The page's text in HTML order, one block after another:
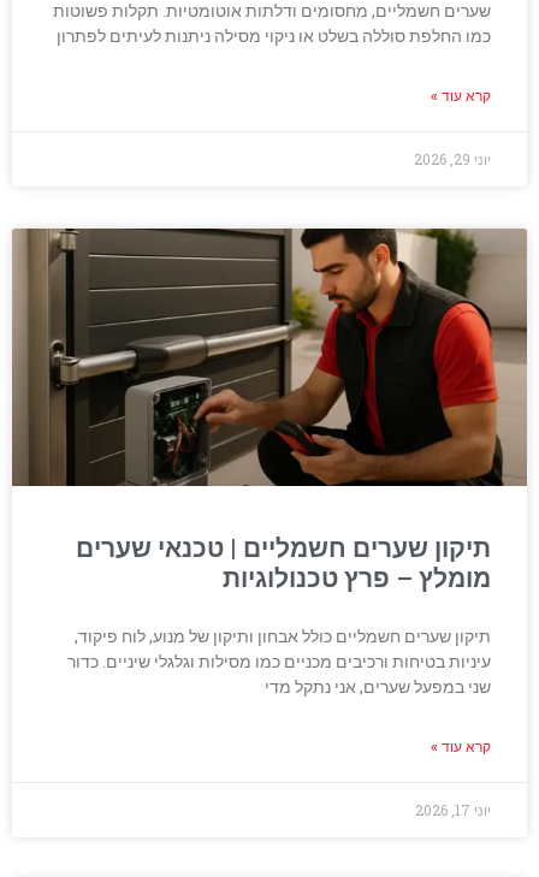
שערים חשמליים, מחסומים ודלתות אוטומטיות. תקלות פשוטות
כמו החלפת סוללה בשלט או ניקוי מסילה ניתנות לעיתים לפתרון
קרא עוד »
יוני 29, 2026
תיקון שערים חשמליים | טכנאי שערים
מומלץ – פרץ טכנולוגיות
תיקון שערים חשמליים כולל אבחון ותיקון של מנוע, לוח פיקוד,
עיניות בטיחות ורכיבים מכניים כמו מסילות וגלגלי שיניים. כדור
שני במפעל שערים, אני נתקל מדי
קרא עוד »
יוני 17, 2026